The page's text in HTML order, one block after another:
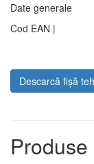
Date generale
Cod EAN |
Descarcă fișă